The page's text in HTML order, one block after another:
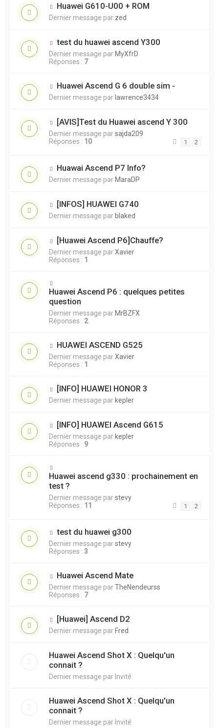
Huawei G610-U00 + ROM
Dernier message par zed
test du huawei ascend Y300
Dernier message par MyXfrD
Réponses : 7
Huawei Ascend G 6 double sim -
Dernier message par lawrence3434
[AVIS]Test du Huawei ascend Y 300
Dernier message parsajda209
Réponses : 10 1 2
Huawai Ascend P7 Info?
Dernier message par MaraDP
[INFOS] HUAWEI G740
Dernier message par blaked
[Huawei Ascend P6]Chauffe?
Dernier message parXavier
Réponses : 1
Huawei Ascend P6 : quelques petites
question
Dernier message par MrBZFX
Réponses : 2
HUAWEI ASCEND G525
Dernier message parXavier
Réponses : 1
[INFO] HUAWEI HONOR 3
Dernier message par kepler
[INFO] HUAWEI Ascend G615
Dernier message par kepler
Réponses : 9
Huawei ascend g330 : prochainement en
test ?
Dernier message parstevy
Réponses : 11 1 2
test du huawei g300
Dernier message parstevy
Réponses : 3
Huawei Ascend Mate
Dernier message parTheNendeurss
Réponses : 7
[Huawei] Ascend D2
Dernier message par Fred
Huawei Ascend Shot X : Quelqu'un
connait ?
Dernier message par Invité
Huawei Ascend Shot X : Quelqu'un
connait ?
Dernier message par Invité